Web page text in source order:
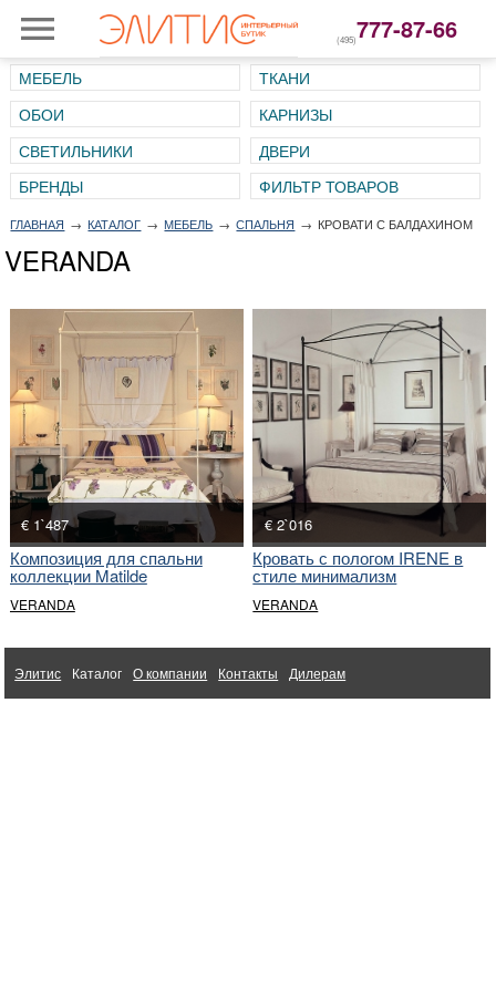
(495)777-87-66
МЕБЕЛЬ
ТКАНИ
ОБОИ
КАРНИЗЫ
СВЕТИЛЬНИКИ
ДВЕРИ
ГЛАВНАЯ → КАТАЛОГ → МЕБЕЛЬ → СПАЛЬНЯ → КРОВАТИ С БАЛДАХИНОМ
VERANDA
€ 1`487
Композиция для спальни
коллекции Matilde
VERANDA
€ 2`016
Кровать с пологом IRENE в
стиле минимализм
VERANDA
Элитис Каталог О компании Контакты Дилерам